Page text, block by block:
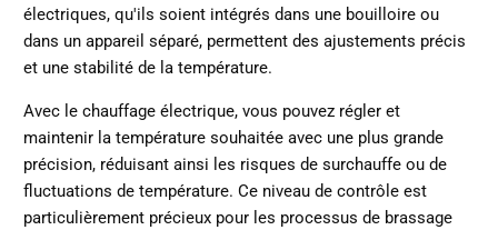
électriques, qu'ils soient intégrés dans une bouilloire ou
dans un appareil séparé, permettent des ajustements précis
et une stabilité de la température.
Avec le chauffage électrique, vous pouvez régler et
maintenir la température souhaitée avec une plus grande
précision, réduisant ainsi les risques de surchauffe ou de
fluctuations de température. Ce niveau de contrôle est
particulièrement précieux pour les processus de brassage